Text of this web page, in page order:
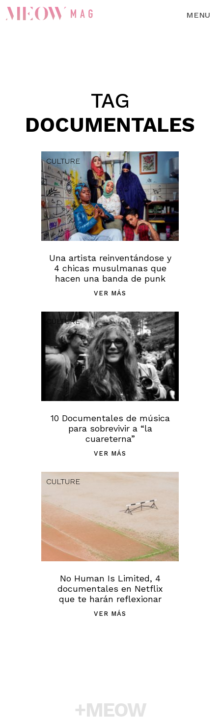
MENU
TAG
DOCUMENTALES
CULTURE
Una artista reinventándose y
4 chicas musulmanas que
hacen una banda de punk
VER MÁS
CULTURE
10 Documentales de música
para sobrevivir a “la
cuareterna”
VER MÁS
CULTURE
No Human Is Limited, 4
documentales en Netflix
que te harán reflexionar
VER MÁS
+MEOW